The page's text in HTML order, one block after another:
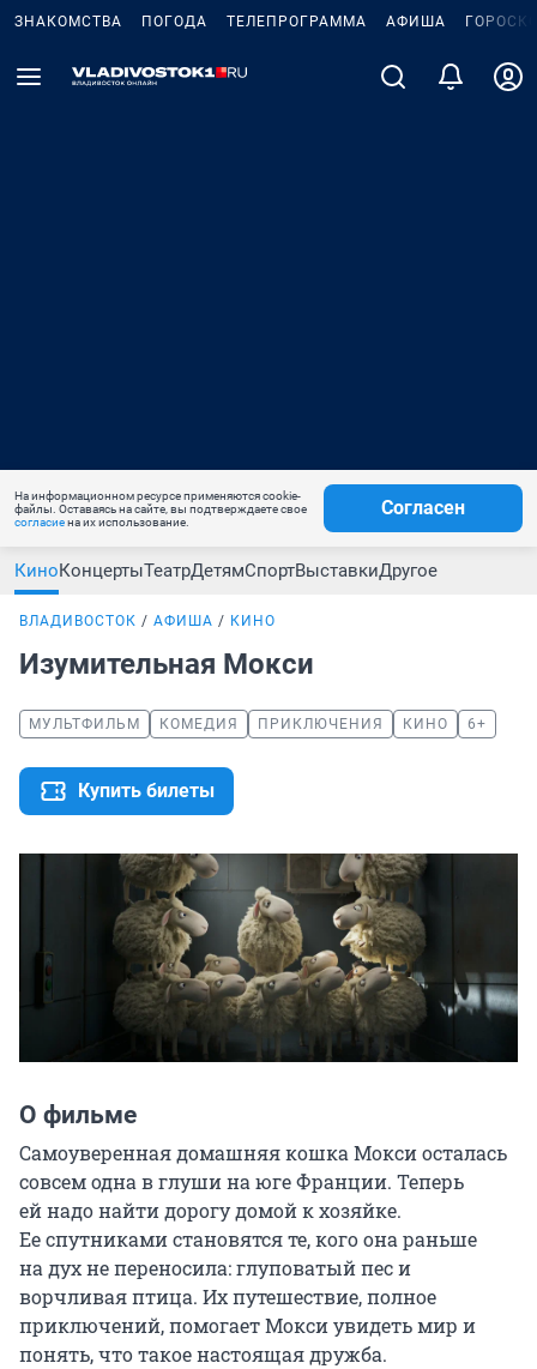
ЗНАКОМСТВА ПОГОДА ТЕЛЕПРОГРАММА АФИША
На информационном ресурсе применяются cookie-
файлы. Оставаясь на сайте, вы подтверждаете свое
согласиена их использование.
Согласен
КиноКонцертыТеатрДетямСпортВыставкиДругое
ВЛАДИВОСТОК АФИША КИНО
Изумительная Мокси
МУЛЬТФИЛЬМ КОМЕДИЯ ПРИКЛЮЧЕНИЯ КИНО 6+
Купить билеты
О фильме
Самоуверенная домашняя кошка Мокси осталась
совсем одна в глуши на юге Франции. Теперь
ей надо найти дорогу домой к хозяйке.
Ее спутниками становятся те, кого она раньше
на дух не переносила: глуповатый пес и
ворчливая птица. Их путешествие, полное
приключений, помогает Мокси увидеть мир и
понять, что такое настоящая дружба.